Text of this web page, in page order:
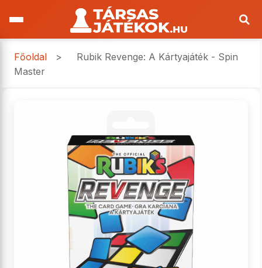
Főoldal >
Rubik Revenge: A Kártyajáték - Spin
Master